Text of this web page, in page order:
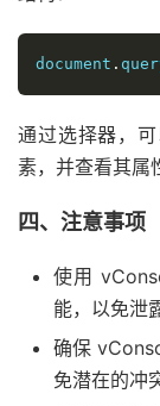
document .
通过选择器，
素，并查看其属
四、注意事项
使用
能，以免泄
确保
免潜在的冲